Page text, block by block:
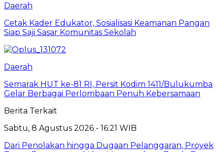
Daerah
Cetak Kader Edukator, Sosialisasi Keamanan Pangan
Siap Saji Sasar Komunitas Sekolah
Daerah
Semarak HUT ke-81 RI, Persit Kodim 1411/Bulukumba
Gelar Berbagai Perlombaan Penuh Kebersamaan
Berita Terkait
Sabtu, 8 Agustus 2026 - 16:21 WIB
Dari Penolakan hingga Dugaan Pelanggaran, Proyek